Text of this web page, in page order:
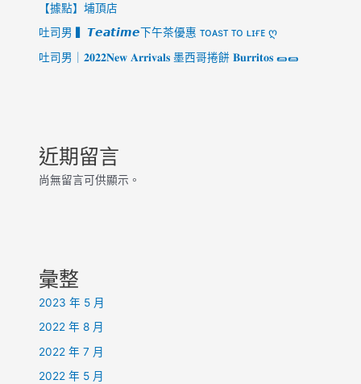
【據點】埔頂店
吐司男 ▍𝙏𝙚𝙖𝙩𝙞𝙢𝙚下午茶優惠 ᴛᴏᴀsᴛ ᴛᴏ ʟɪғᴇ ღ
吐司男｜𝟐𝟎𝟐𝟐𝐍𝐞𝐰 𝐀𝐫𝐫𝐢𝐯𝐚𝐥𝐬 墨西哥捲餅 𝐁𝐮𝐫𝐫𝐢𝐭𝐨𝐬 🌯🌯
近期留言
尚無留言可供顯示。
彙整
2023 年 5 月
2022 年 8 月
2022 年 7 月
2022 年 5 月